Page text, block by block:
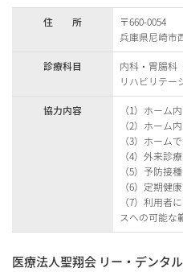
住 所
〒660-0054
兵庫県尼崎市
診療科目
内科・胃腸科
リハビリテー
協力内容
（1）ホーム
（2）ホーム
（3）ホーム
（4）外来診
（5）予防接
（6）定期健
（7）利用者
スへの可能な
医療法人聖翔会 リー・デンタ